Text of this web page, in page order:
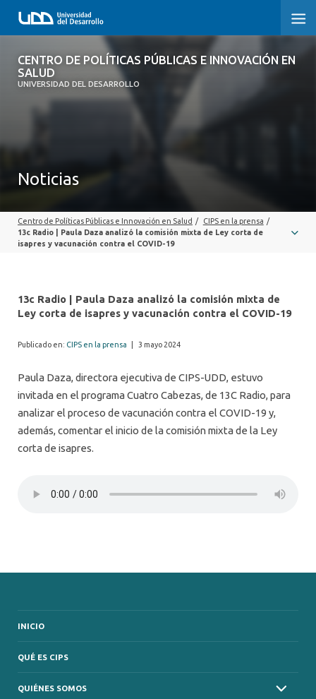
CENTRO DE POLÍTICAS PÚBLICAS E INNOVACIÓN EN
SALUD
UNIVERSIDAD DEL DESARROLLO
CENTRO DE POLÍTICAS PÚBLICAS E
INNOVACIÓN EN SALUD
QUIÉNES SOMOS
SEMINARIOS, CHARLAS U OTROS
COMUNIDAD CIPS
Noticias
Centro de Políticas Públicas e Innovación en Salud / CIPS en la prensa /
13c Radio | Paula Daza analizó la comisión mixta de Ley corta de
isapres y vacunación contra el COVID-19
13c Radio | Paula Daza analizó la comisión mixta de
Ley corta de isapres y vacunación contra el COVID-19
Publicado en: CIPS en la prensa 3 mayo 2024
Paula Daza, directora ejecutiva de CIPS-UDD, estuvo
invitada en el programa Cuatro Cabezas, de 13C Radio, para
analizar el proceso de vacunación contra el COVID-19 y,
además, comentar el inicio de la comisión mixta de la Ley
corta de isapres.
INICIO
QUÉ ES CIPS
QUIÉNES SOMOS